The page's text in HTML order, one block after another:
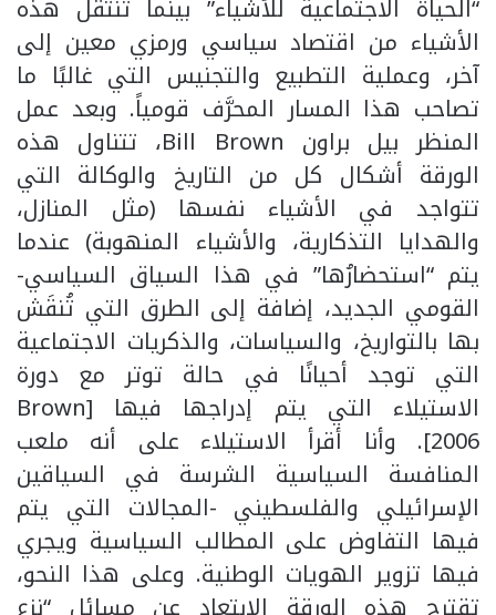
“الحياة الاجتماعية للأشياء” بينما تنتقل هذه
الأشياء من اقتصاد سياسي ورمزي معين إلى
آخر، وعملية التطبيع والتجنيس التي غالبًا ما
تصاحب هذا المسار المحرَّف قومياً. وبعد عمل
المنظر بيل براون Bill Brown، تتناول هذه
الورقة أشكال كل من التاريخ والوكالة التي
تتواجد في الأشياء نفسها (مثل المنازل،
والهدايا التذكارية، والأشياء المنهوبة) عندما
يتم “استحضارُها” في هذا السياق السياسي-
القومي الجديد، إضافة إلى الطرق التي تُنقَش
بها بالتواريخ، والسياسات، والذكريات الاجتماعية
التي توجد أحيانًا في حالة توتر مع دورة
الاستيلاء التي يتم إدراجها فيها [Brown
2006]. وأنا أقرأ الاستيلاء على أنه ملعب
المنافسة السياسية الشرسة في السياقين
الإسرائيلي والفلسطيني -المجالات التي يتم
فيها التفاوض على المطالب السياسية ويجري
فيها تزوير الهويات الوطنية. وعلى هذا النحو،